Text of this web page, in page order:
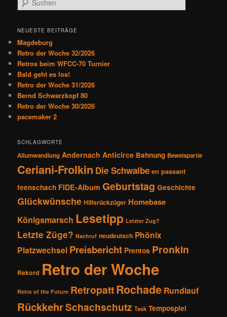
a
v
i
g
a
t
i
o
u
h
n
NEUESTE BEITRÄGE
Magdeburg
Retro der Woche 32/2026
Retros beim WFCC-70 Turnier
Bald geht es los!
Retro der Woche 31/2026
Bernd Schwarzkopf 80
Retro der Woche 30/2026
pacemaker 2
SCHLAGWORTE
Allumwandlung Andernach Anticirce Bahnung Beweispartie
Ceriani-Frolkin Die Schwalbe en passant
feenschach FIDE-Album Geburtstag Geschichte
Glückwünsche Hilfsrückzüger Homebase
Königsmarsch Lesetipp Letzter Zug?
Letzte Züge? Nachruf neudeutsch Phönix
Platzwechsel Preisbericht Prentos Pronkin
Rekord Retro der Woche
Retro of the Future RetropattRochade Rundlauf
RückkehrSchachschutz Task Tempospiel